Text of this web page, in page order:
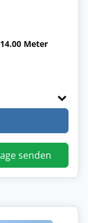
14.00 Meter
senden